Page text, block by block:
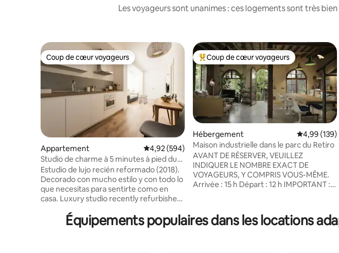
Les voyageurs sont unanimes : ces logements sont très
Coup de cœur voyageurs
Coup de cœur voyageurs
Appartement Évaluation moyenne sur la base de 594 commentaires :
4,92 (594)
Studio de charme à 5 minutes à pied du
parc du Retiro, confortable...
Estudio de lujo recién reformado (2018).
Decorado con mucho estilo y con todo lo
que necesitas para sentirte como en
casa. Luxury studio recently refurbished
everything needed to feel at home.
Salón-cocina muy acogedor. El estudio es
Coups de cœur voyageurs les plus
Coup de cœur voyageurs
Hébergement Évaluation
4,99 (139)
Maison industrielle dans le parc du Retiro
AVANT DE RÉSERVER, VEUILLEZ
INDIQUER LE NOMBRE EXACT DE
VOYAGEURS, Y COMPRIS VOUS-MÊME.
Arrivée : 15 h Départ : 12 h IMPORTANT :
PUBLICITÉS, CHAÎNES YOUTUBE,
VLOGS, etc. ENTIÈREMENT INTERDITS.
Équipements populaires dans les locations